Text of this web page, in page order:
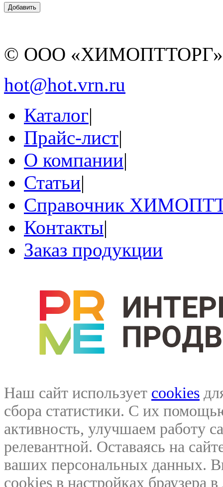
© ООО
hot@hot.vrn.ru
Каталог|
Прайс-лист|
О компании|
Статьи|
Справочник
Контакты|
Заказ продукции
Наш сайт использует cookies
сбора статистики. С их
активность, улучшаем работу
релевантной. Оставаясь на
ваших персональных данных.
cookies в настройках браузера